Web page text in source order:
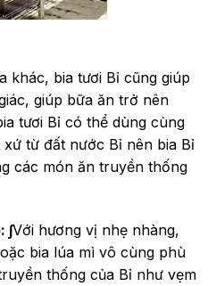
khác, bia tươi Bỉ cũng giúp
giúp bữa ăn trở nên
tươi Bỉ có thể dùng cùng
từ đất nước Bỉ nên bia Bỉ
các món ăn truyền thống
∫Với hương vị nhẹ nhàng,
bia lúa mì vô cùng phù
thống của Bỉ như vẹm